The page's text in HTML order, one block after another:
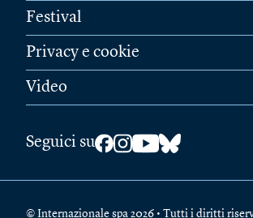
Festival
Privacy e cookie
Video
Seguici su
© Internazionale spa 2026 • Tutti i diritti